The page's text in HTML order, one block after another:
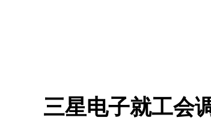
三星电子就工会